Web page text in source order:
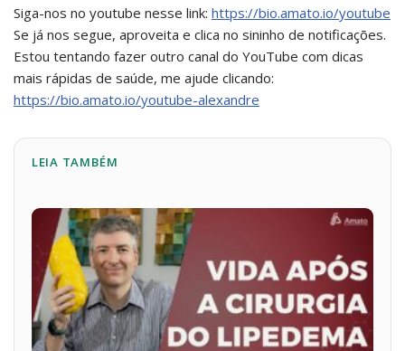
Siga-nos no youtube nesse link: https://bio.amato.io/youtube
Se já nos segue, aproveita e clica no sininho de notificações.
Estou tentando fazer outro canal do YouTube com dicas
mais rápidas de saúde, me ajude clicando:
https://bio.amato.io/youtube-alexandre
LEIA TAMBÉM